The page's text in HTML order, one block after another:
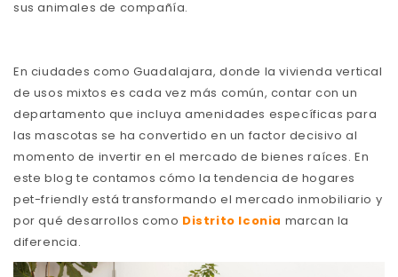
sus animales de compañía.
En ciudades como Guadalajara, donde la vivienda vertical
de usos mixtos es cada vez más común, contar con un
departamento que incluya amenidades específicas para
las mascotas se ha convertido en un factor decisivo al
momento de invertir en el mercado de bienes raíces. En
este blog te contamos cómo la tendencia de hogares
pet-friendly está transformando el mercado inmobiliario y
por qué desarrollos como Distrito Iconia marcan la
diferencia.